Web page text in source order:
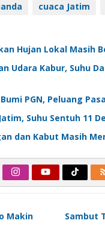
cuaca Jatim
Hujan Lokal Masih
Udara Kabur, Suhu
PGN, Peluang
Suhu Sentuh 11
dan Kabut Masih
Makin
Sambut